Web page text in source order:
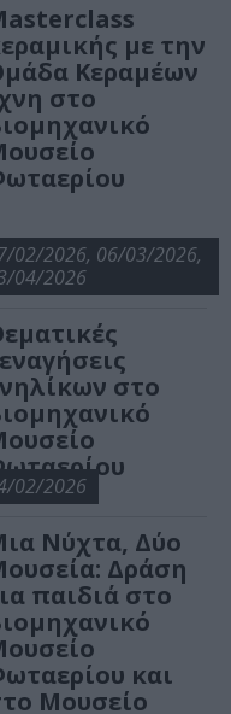
με την
Κεραμέων
στο
02/2026, 06/03/2026,
04/2026
στο
02/2026
Νύχτα, Δύο
Δράση
παιδιά στο
και
Μουσείο